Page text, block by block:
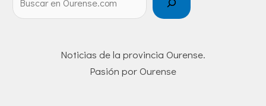
Noticias de la provincia Ourense.
Pasión por Ourense